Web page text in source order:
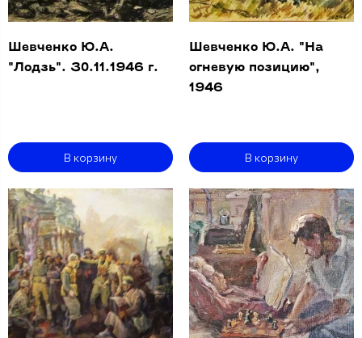
Шевченко Ю.А.
"Лодзь". 30.11.1946 г.
В корзину
Шевченко Ю.А. "На
огневую позицию",
1946
В корзину